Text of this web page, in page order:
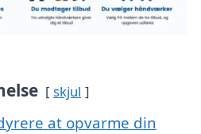
skjul
at opvarme din